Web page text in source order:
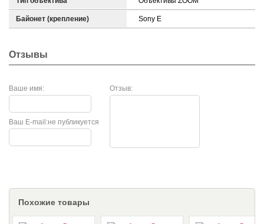
Байонет (крепление) Sony E
Отзывы
Ваше имя: Отзыв:
не публикуется
Ваш E-mail:
Похожие товары